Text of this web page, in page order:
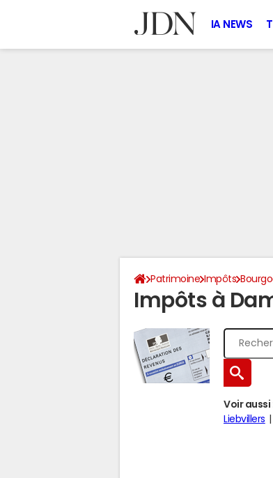
IA NEWS
Patrimoine Impôts
Impôts à
Voir aussi
Liebvillers